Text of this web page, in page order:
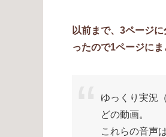
以前まで、3ページ
ったので1ページにま
ゆっくり実況
どの動画。
これらの音声